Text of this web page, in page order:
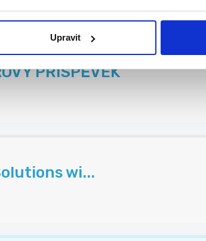
Upravit
PŘÍSPĚVEK
wi...